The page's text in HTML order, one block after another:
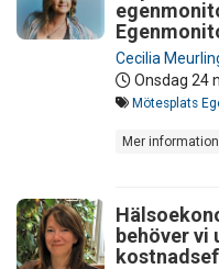
Cecilia
Onsdag 24
Mötesplats
Mer information
behöver vi